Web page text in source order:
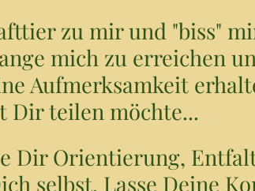
zu mir und "biss"
mich zu erreichen
Aufmerksamkeit
Dir teilen möchte...
Dir Orientierung,
selbst. Lasse Deine